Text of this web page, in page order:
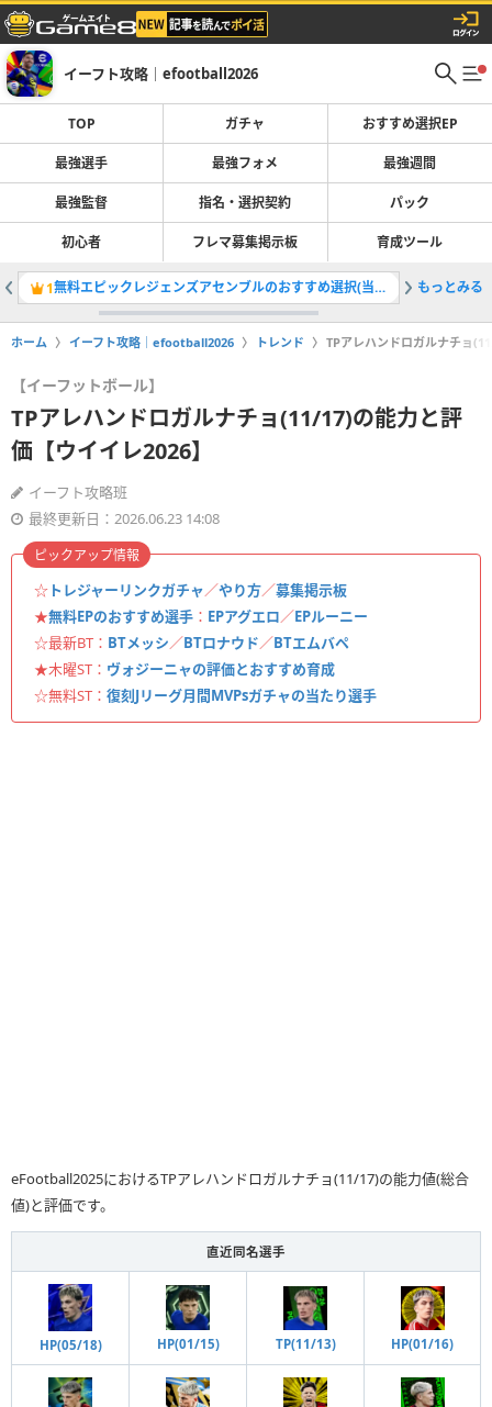
イーフト攻略｜efootball2026
TOP ガチャ おすすめ選択EP
最強選手 最強フォメ 最強週間
最強監督 指名・選択契約 パック
初心者 フレマ募集掲示板 育成ツール
1 無料エピックレジェンズアセンブルのおすすめ選択(当たり)選手ランキングと引き方 2ガチャ
もっとみる
ホーム イーフト攻略｜efootball2026 トレンド TPアレハンドロガルナチョ
【イーフットボール】
TPアレハンドロガルナチョ(11/17)の能力と評
価【ウイイレ2026】
イーフト攻略班
最終更新日：2026.06.23 14:08
☆ トレジャーリンクガチャ／やり方／募集掲示板
★無料EPのおすすめ選手 ： EPアグエロ／EPルーニー
☆最新BT： BTメッシ／BTロナウド／BTエムバペ
★木曜ST： ヴォジーニャの評価とおすすめ育成
☆無料ST： 復刻Jリーグ月間MVPsガチャの当たり選手
ピックアップ情報
eFootball2025におけるTPアレハンドロガルナチョ(11/17)の能力値(総合
値)と評価です。
直近同名選手
HP(05/18) HP(01/15) TP(11/13) HP(01/16)